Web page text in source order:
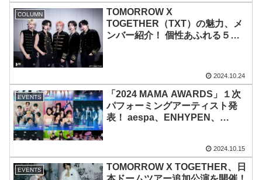
ジも予告！ 『I-LAND2』から誕
生したiznaはステージ初披露へ
COLUMN
TOMORROW X
TOGETHER（TXT）の魅力、メ
ンバー紹介！ 個性あふれる５人
2024.10.24
EVENTS
「2024 MAMA AWARDS」１次
パフォーミングアーティスト発
表！ aespa、ENHYPEN、
TOGETHER、ZEROBASEOBE
の９組が決定
2024.10.15
EVENTS
TOMORROW X TOGETHER、日